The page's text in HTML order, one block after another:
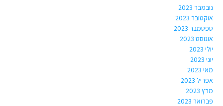
נובמבר 2023
אוקטובר 2023
ספטמבר 2023
אוגוסט 2023
יולי 2023
יוני 2023
מאי 2023
אפריל 2023
מרץ 2023
פברואר 2023